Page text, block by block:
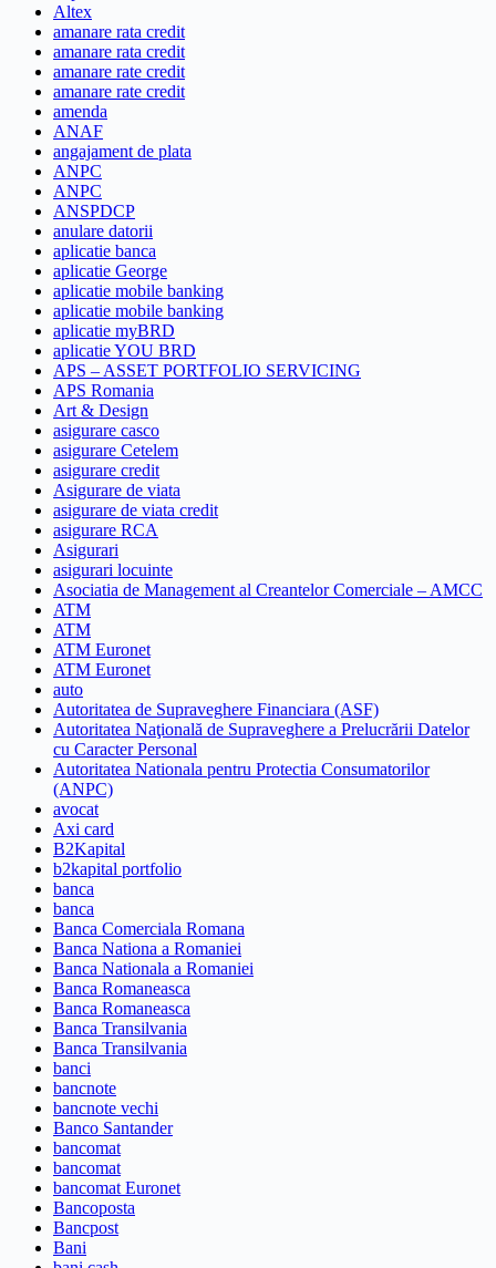
Altex
amanare rata credit
amanare rata credit
amanare rate credit
amanare rate credit
amenda
ANAF
angajament de plata
ANPC
ANPC
ANSPDCP
anulare datorii
aplicatie banca
aplicatie George
aplicatie mobile banking
aplicatie mobile banking
aplicatie myBRD
aplicatie YOU BRD
APS – ASSET PORTFOLIO SERVICING
APS Romania
Art & Design
asigurare casco
asigurare Cetelem
asigurare credit
Asigurare de viata
asigurare de viata credit
asigurare RCA
Asigurari
asigurari locuinte
Asociatia de Management al Creantelor Comerciale – AMCC
ATM
ATM
ATM Euronet
ATM Euronet
auto
Autoritatea de Supraveghere Financiara (ASF)
Autoritatea Naţională de Supraveghere a Prelucrării Datelor
cu Caracter Personal
Autoritatea Nationala pentru Protectia Consumatorilor
(ANPC)
avocat
Axi card
B2Kapital
b2kapital portfolio
banca
banca
Banca Comerciala Romana
Banca Nationa a Romaniei
Banca Nationala a Romaniei
Banca Romaneasca
Banca Romaneasca
Banca Transilvania
Banca Transilvania
banci
bancnote
bancnote vechi
Banco Santander
bancomat
bancomat
bancomat Euronet
Bancoposta
Bancpost
Bani